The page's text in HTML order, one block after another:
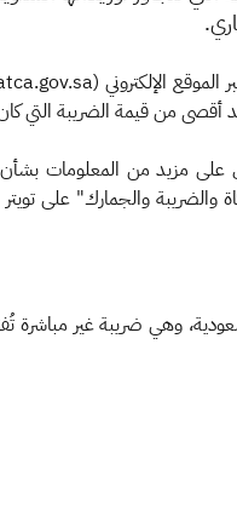
.
مزيد من المعلومات بشأن
وهي ضريبة غير